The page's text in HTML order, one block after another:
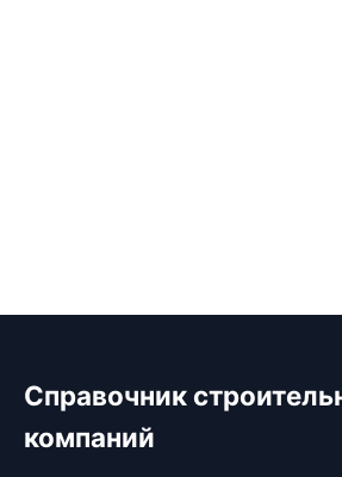
Справочник
компаний